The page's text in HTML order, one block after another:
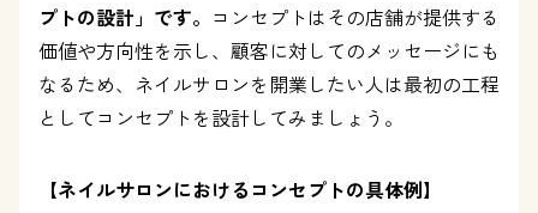
プトの設計」です。 コンセプトはその店舗が提供する
価値や方向性を示し、顧客に対してのメッセージにも
なるため、ネイルサロンを開業したい人は最初の工程
としてコンセプトを設計してみましょう。
【ネイルサロンにおけるコンセプトの具体例】